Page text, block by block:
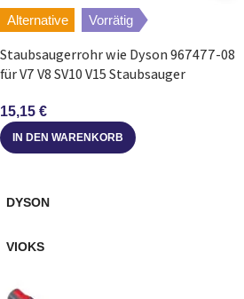
Alternative Vorrätig
Staubsaugerrohr wie Dyson 967477-08
für V7 V8 SV10 V15 Staubsauger
15,15 €
IN DEN WARENKORB
DYSON
VIOKS